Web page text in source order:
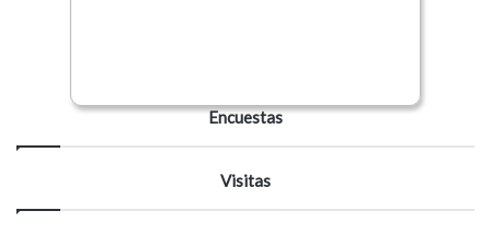
Encuestas
Visitas